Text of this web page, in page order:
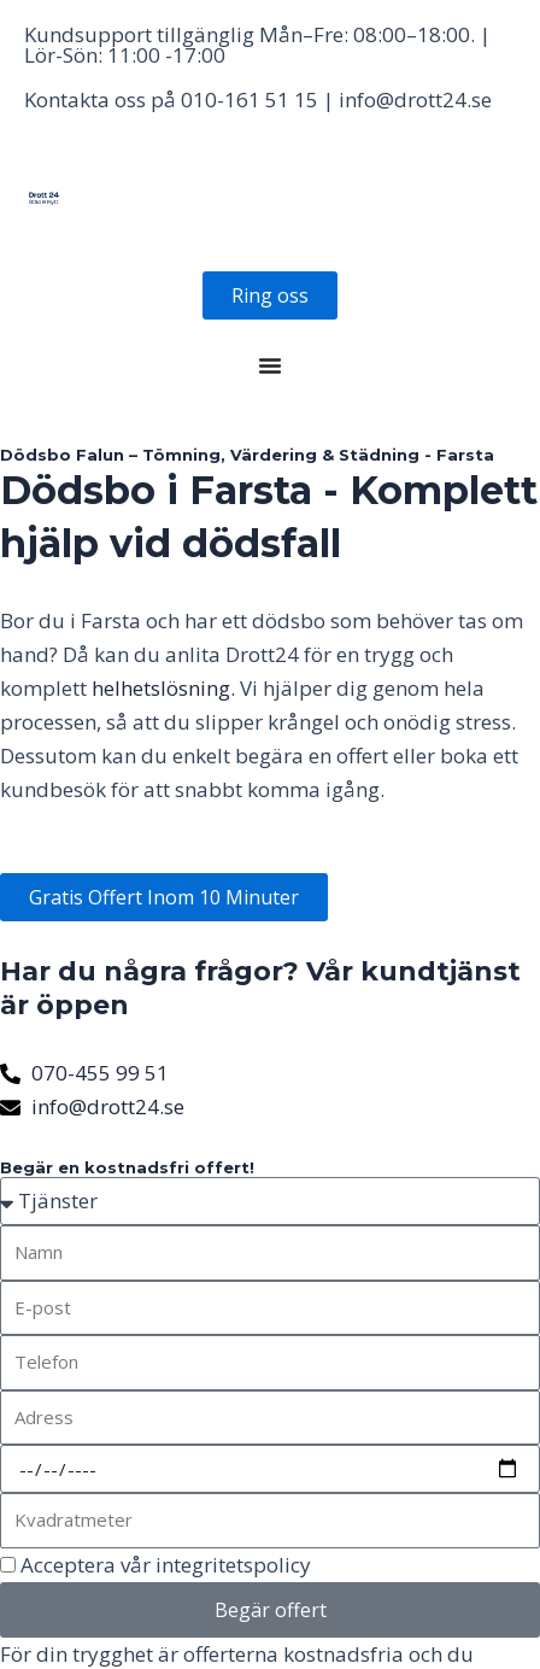
Kundsupport tillgänglig Mån–Fre: 08:00–18:00. |
Lör-Sön: 11:00 -17:00
Kontakta oss på 010-161 51 15 | info@drott24.se
Ring oss
Dödsbo Falun – Tömning, Värdering & Städning - Farsta
Dödsbo i Farsta - Komplett
hjälp vid dödsfall
Bor du i Farsta och har ett dödsbo som behöver tas om
hand? Då kan du anlita Drott24 för en trygg och
komplett helhetslösning. Vi hjälper dig genom hela
processen, så att du slipper krångel och onödig stress.
Dessutom kan du enkelt begära en offert eller boka ett
kundbesök för att snabbt komma igång.
Gratis Offert Inom 10 Minuter
Har du några frågor? Vår kundtjänst
är öppen
070-455 99 51
info@drott24.se
Begär en kostnadsfri offert!
Acceptera vår integritetspolicy
Begär offert
För din trygghet är offerterna kostnadsfria och du